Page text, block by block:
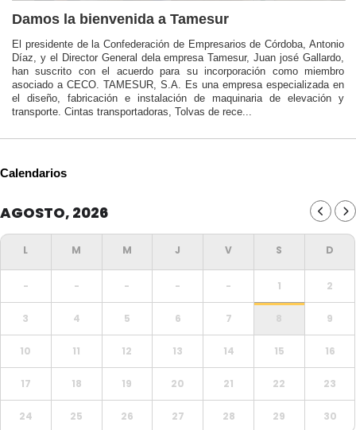
Damos la bienvenida a Tamesur
El presidente de la Confederación de Empresarios de Córdoba, Antonio
Díaz, y el Director General dela empresa Tamesur, Juan josé Gallardo,
han suscrito con el acuerdo para su incorporación como miembro
asociado a CECO. TAMESUR, S.A. Es una empresa especializada en
el diseño, fabricación e instalación de maquinaria de elevación y
transporte. Cintas transportadoras, Tolvas de rece...
Calendarios
AGOSTO, 2026
- - - - - 1 2
3 4 5 6 7 8 9
10 11 12 13 14 15 16
17 18 19 20 21 22 23
24 25 26 27 28 29 30